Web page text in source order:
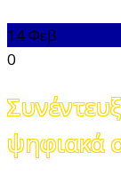
14Φεβ
0
ψηφιακά